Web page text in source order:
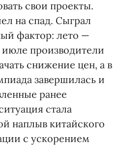
свои проекты.
на спад. Сыграл
фактор: лето —
производители
снижение цен, а в
завершилась и
ранее
стала
наплыв китайского
с ускорением